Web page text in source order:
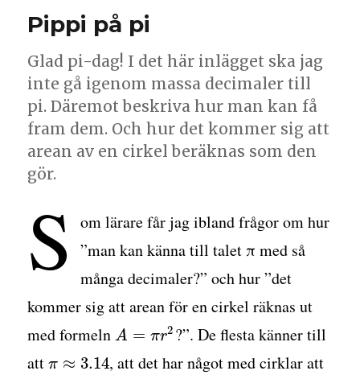
Pippi på pi
Glad pi-dag! I det här inlägget ska jag
inte gå igenom massa decimaler till
pi. Däremot beskriva hur man kan få
fram dem. Och hur det kommer sig att
arean av en cirkel beräknas som den
gör.
S
om lärare får jag ibland frågor om hur
”man kan känna till talet π med så
många decimaler?” och hur ”det
kommer sig att arean för en cirkel räknas ut
med formelnA = πr2 ?”. De flesta känner till
attπ ≈ 3.14, att det har något med cirklar att